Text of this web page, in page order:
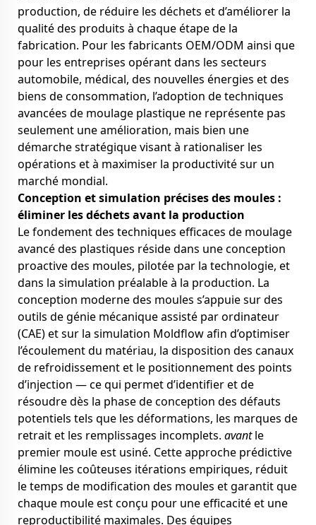
production, de réduire les déchets et d’améliorer la
qualité des produits à chaque étape de la
fabrication. Pour les fabricants OEM/ODM ainsi que
pour les entreprises opérant dans les secteurs
automobile, médical, des nouvelles énergies et des
biens de consommation, l’adoption de techniques
avancées de moulage plastique ne représente pas
seulement une amélioration, mais bien une
démarche stratégique visant à rationaliser les
opérations et à maximiser la productivité sur un
marché mondial.
Conception et simulation précises des moules :
éliminer les déchets avant la production
Le fondement des techniques efficaces de moulage
avancé des plastiques réside dans une conception
proactive des moules, pilotée par la technologie, et
dans la simulation préalable à la production. La
conception moderne des moules s’appuie sur des
outils de génie mécanique assisté par ordinateur
(CAE) et sur la simulation Moldflow afin d’optimiser
l’écoulement du matériau, la disposition des canaux
de refroidissement et le positionnement des points
d’injection — ce qui permet d’identifier et de
résoudre dès la phase de conception des défauts
potentiels tels que les déformations, les marques de
retrait et les remplissages incomplets. avantle
premier moule est usiné. Cette approche prédictive
élimine les coûteuses itérations empiriques, réduit
le temps de modification des moules et garantit que
chaque moule est conçu pour une efficacité et une
reproductibilité maximales. Des équipes